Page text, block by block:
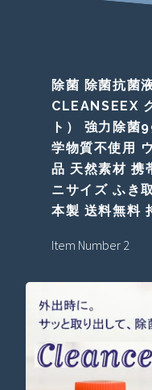
除菌 除菌抗菌
CLEANSEEX
ト） 強力除菌
学物質不使用
品 天然素材 携
ニサイズ ふき
本製 送料無料
Item Number 2